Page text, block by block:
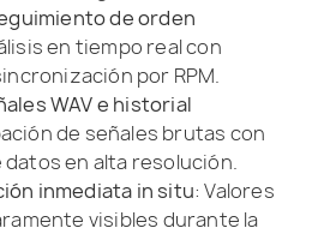
de orden
en tiempo real con
por RPM.
WAV e historial
de señales brutas con
en alta resolución.
inmediata in situ: Valores
visibles durante la